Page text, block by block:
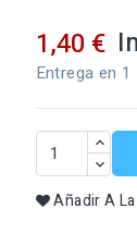
1,40 €
Entrega en
Añadir A